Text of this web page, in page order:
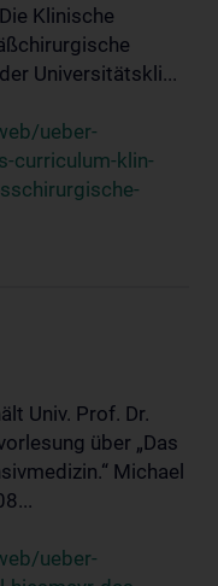
Klinische
Universitätskli...
ueber-
curriculum-klin-
Univ. Prof. Dr.
über „Das
Michael
ueber-